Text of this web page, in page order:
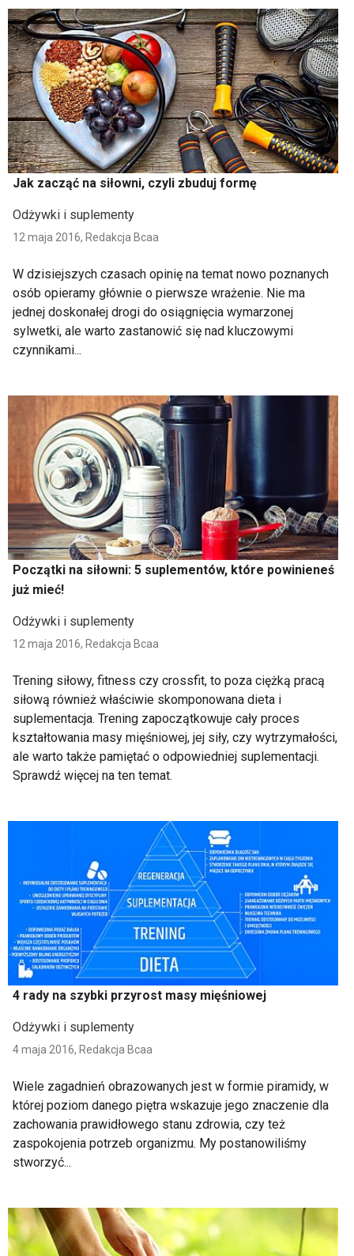
Jak zacząć na siłowni, czyli zbuduj formę
Odżywki i suplementy
12 maja 2016, Redakcja Bcaa
W dzisiejszych czasach opinię na temat nowo poznanych
osób opieramy głównie o pierwsze wrażenie. Nie ma
jednej doskonałej drogi do osiągnięcia wymarzonej
sylwetki, ale warto zastanowić się nad kluczowymi
czynnikami...
Początki na siłowni: 5 suplementów, które powinieneś
już mieć!
Odżywki i suplementy
12 maja 2016, Redakcja Bcaa
Trening siłowy, fitness czy crossfit, to poza ciężką pracą
siłową również właściwie skomponowana dieta i
suplementacja. Trening zapoczątkowuje cały proces
kształtowania masy mięśniowej, jej siły, czy wytrzymałości,
ale warto także pamiętać o odpowiedniej suplementacji.
Sprawdź więcej na ten temat.
4 rady na szybki przyrost masy mięśniowej
Odżywki i suplementy
4 maja 2016, Redakcja Bcaa
Wiele zagadnień obrazowanych jest w formie piramidy, w
której poziom danego piętra wskazuje jego znaczenie dla
zachowania prawidłowego stanu zdrowia, czy też
zaspokojenia potrzeb organizmu. My postanowiliśmy
stworzyć...